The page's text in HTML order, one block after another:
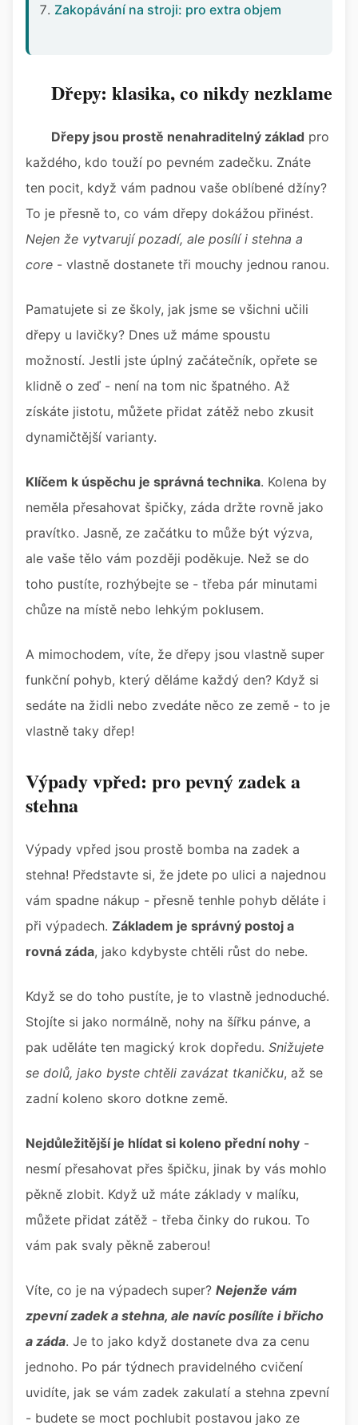
Zakopávání na stroji: pro extra objem
Dřepy: klasika, co nikdy nezklame
Dřepy jsou prostě nenahraditelný základ pro
každého, kdo touží po pevném zadečku. Znáte
ten pocit, když vám padnou vaše oblíbené džíny?
To je přesně to, co vám dřepy dokážou přinést.
Nejen že vytvarují pozadí, ale posílí i stehna a
core - vlastně dostanete tři mouchy jednou ranou.
Pamatujete si ze školy, jak jsme se všichni učili
dřepy u lavičky? Dnes už máme spoustu
možností. Jestli jste úplný začátečník, opřete se
klidně o zeď - není na tom nic špatného. Až
získáte jistotu, můžete přidat zátěž nebo zkusit
dynamičtější varianty.
Klíčem k úspěchu je správná technika. Kolena by
neměla přesahovat špičky, záda držte rovně jako
pravítko. Jasně, ze začátku to může být výzva,
ale vaše tělo vám později poděkuje. Než se do
toho pustíte, rozhýbejte se - třeba pár minutami
chůze na místě nebo lehkým poklusem.
A mimochodem, víte, že dřepy jsou vlastně super
funkční pohyb, který děláme každý den? Když si
sedáte na židli nebo zvedáte něco ze země - to je
vlastně taky dřep!
Výpady vpřed: pro pevný zadek a
stehna
Výpady vpřed jsou prostě bomba na zadek a
stehna! Představte si, že jdete po ulici a najednou
vám spadne nákup - přesně tenhle pohyb děláte i
při výpadech. Základem je správný postoj a
rovná záda, jako kdybyste chtěli růst do nebe.
Když se do toho pustíte, je to vlastně jednoduché.
Stojíte si jako normálně, nohy na šířku pánve, a
pak uděláte ten magický krok dopředu. Snižujete
se dolů, jako byste chtěli zavázat tkaničku, až se
zadní koleno skoro dotkne země.
Nejdůležitější je hlídat si koleno přední nohy -
nesmí přesahovat přes špičku, jinak by vás mohlo
pěkně zlobit. Když už máte základy v malíku,
můžete přidat zátěž - třeba činky do rukou. To
vám pak svaly pěkně zaberou!
Víte, co je na výpadech super? Nejenže vám
zpevní zadek a stehna, ale navíc posílíte i břicho
a záda. Je to jako když dostanete dva za cenu
jednoho. Po pár týdnech pravidelného cvičení
uvidíte, jak se vám zadek zakulatí a stehna zpevní
- budete se moct pochlubit postavou jako ze